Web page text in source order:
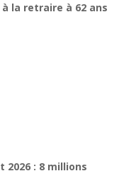
la retraire à 62 ans
2026 : 8 millions